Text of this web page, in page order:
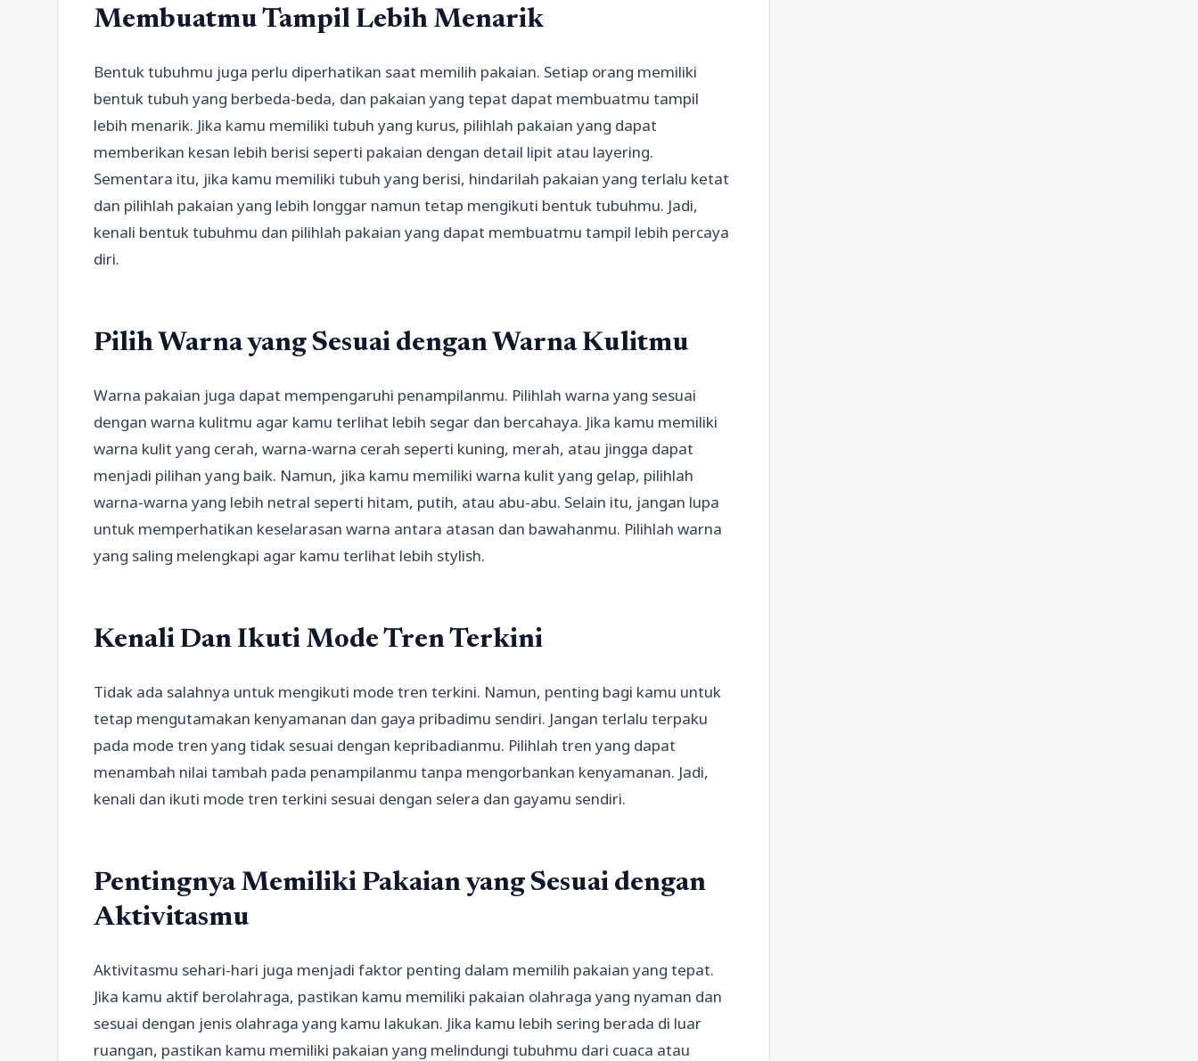
Membuatmu Tampil Lebih Menarik
Bentuk tubuhmu juga perlu diperhatikan saat memilih pakaian. Setiap orang memiliki
bentuk tubuh yang berbeda-beda, dan pakaian yang tepat dapat membuatmu tampil
lebih menarik. Jika kamu memiliki tubuh yang kurus, pilihlah pakaian yang dapat
memberikan kesan lebih berisi seperti pakaian dengan detail lipit atau layering.
Sementara itu, jika kamu memiliki tubuh yang berisi, hindarilah pakaian yang terlalu ketat
dan pilihlah pakaian yang lebih longgar namun tetap mengikuti bentuk tubuhmu. Jadi,
kenali bentuk tubuhmu dan pilihlah pakaian yang dapat membuatmu tampil lebih percaya
diri.
Pilih Warna yang Sesuai dengan Warna Kulitmu
Warna pakaian juga dapat mempengaruhi penampilanmu. Pilihlah warna yang sesuai
dengan warna kulitmu agar kamu terlihat lebih segar dan bercahaya. Jika kamu memiliki
warna kulit yang cerah, warna-warna cerah seperti kuning, merah, atau jingga dapat
menjadi pilihan yang baik. Namun, jika kamu memiliki warna kulit yang gelap, pilihlah
warna-warna yang lebih netral seperti hitam, putih, atau abu-abu. Selain itu, jangan lupa
untuk memperhatikan keselarasan warna antara atasan dan bawahanmu. Pilihlah warna
yang saling melengkapi agar kamu terlihat lebih stylish.
Kenali Dan Ikuti Mode Tren Terkini
Tidak ada salahnya untuk mengikuti mode tren terkini. Namun, penting bagi kamu untuk
tetap mengutamakan kenyamanan dan gaya pribadimu sendiri. Jangan terlalu terpaku
pada mode tren yang tidak sesuai dengan kepribadianmu. Pilihlah tren yang dapat
menambah nilai tambah pada penampilanmu tanpa mengorbankan kenyamanan. Jadi,
kenali dan ikuti mode tren terkini sesuai dengan selera dan gayamu sendiri.
Pentingnya Memiliki Pakaian yang Sesuai dengan
Aktivitasmu
Aktivitasmu sehari-hari juga menjadi faktor penting dalam memilih pakaian yang tepat.
Jika kamu aktif berolahraga, pastikan kamu memiliki pakaian olahraga yang nyaman dan
sesuai dengan jenis olahraga yang kamu lakukan. Jika kamu lebih sering berada di luar
ruangan, pastikan kamu memiliki pakaian yang melindungi tubuhmu dari cuaca atau